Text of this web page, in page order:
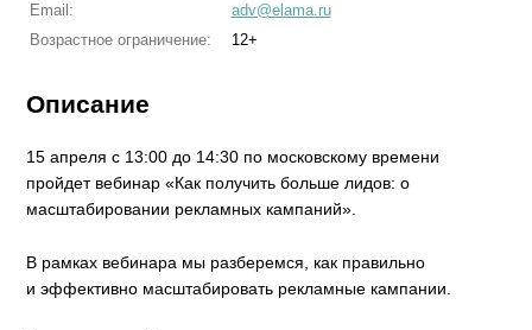
Email:
adv@elama.ru
Возрастное ограничение:
12+
Описание
15 апреля с 13:00 до 14:30 по московскому времени
пройдет вебинар «Как получить больше лидов: о
масштабировании рекламных кампаний».
В рамках вебинара мы разберемся, как правильно
и эффективно масштабировать рекламные кампании.